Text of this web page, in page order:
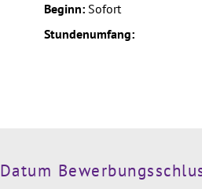
Beginn: Sofort
Stundenumfang:
Datum